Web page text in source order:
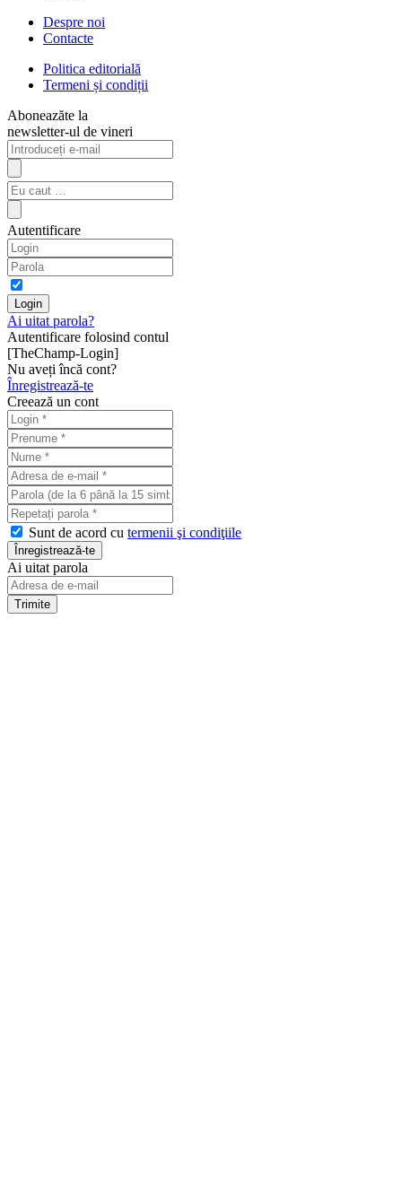
Despre noi
Contacte
Politica editorială
Termeni și condiții
Aboneazăte la
newsletter-ul de vineri
Autentificare
Ai uitat parola?
Autentificare folosind contul
[TheChamp-Login]
Nu aveți încă cont?
Înregistrează-te
Creează un cont
Sunt de acord cu termenii şi condiţiile
Ai uitat parola